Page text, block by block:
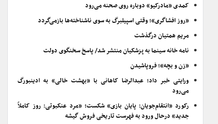
کمدی «مادرکیو» دوباره روی صحنه می‌رود
«روز افشاگری»؛ وقتی اسپیلبرگ به سوی ناشناخته‌ها بازمی‌گردد
مریم همتیان درگذشت
نامه خانه سینما به پزشکیان منتشر شد/ پاسخ سخنگوی دولت
«زن و بچه»؛ فروپاشیدن
ورایتی خبر داد؛ عبدالرضا کاهانی با «بهشت خالی» به ادینبورگ
می‌رود
رکورد «انتقام‌جویان: پایان بازی» شکست؛ «مرد عنکبوتی: روز کاملاً
جدید» درحال ورود به فهرست تاریخی فروش گیشه